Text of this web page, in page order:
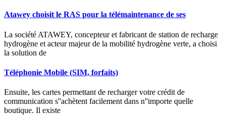
Atawey choisit le RAS pour la télémaintenance de ses
La société ATAWEY, concepteur et fabricant de station de recharge
hydrogène et acteur majeur de la mobilité hydrogène verte, a choisi
la solution de
Téléphonie Mobile (SIM, forfaits)
Ensuite, les cartes permettant de recharger votre crédit de
communication s''achètent facilement dans n''importe quelle
boutique. Il existe